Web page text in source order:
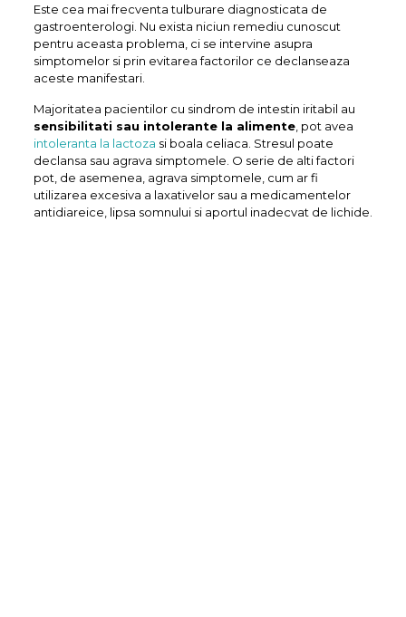
Este cea mai frecventa tulburare diagnosticata de
gastroenterologi. Nu exista niciun remediu cunoscut
pentru aceasta problema, ci se intervine asupra
simptomelor si prin evitarea factorilor ce declanseaza
aceste manifestari.
Majoritatea pacientilor cu sindrom de intestin iritabil au
sensibilitati sau intolerante la alimente, pot avea
intoleranta la lactoza si boala celiaca. Stresul poate
declansa sau agrava simptomele. O serie de alti factori
pot, de asemenea, agrava simptomele, cum ar fi
utilizarea excesiva a laxativelor sau a medicamentelor
antidiareice, lipsa somnului si aportul inadecvat de lichide.